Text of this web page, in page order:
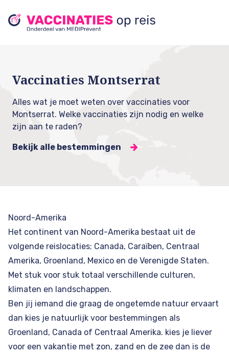
Vaccinaties Montserrat
Alles wat je moet weten over vaccinaties voor
Montserrat. Welke vaccinaties zijn nodig en welke
zijn aan te raden?
Bekijk alle bestemmingen
Noord-Amerika
Het continent van Noord-Amerika bestaat uit de
volgende reislocaties; Canada, Caraïben, Centraal
Amerika, Groenland, Mexico en de Verenigde Staten.
Met stuk voor stuk totaal verschillende culturen,
klimaten en landschappen.
Ben jij iemand die graag de ongetemde natuur ervaart
dan kies je natuurlijk voor bestemmingen als
Groenland, Canada of Centraal Amerika. kies je liever
voor een vakantie met zon, zand en de zee dan is de